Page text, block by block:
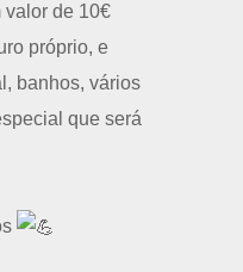
valor de 10€
próprio, e
banhos, vários
que será